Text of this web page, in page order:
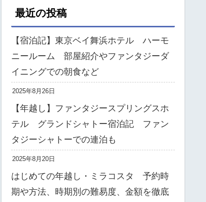
最近の投稿
【宿泊記】東京ベイ舞浜ホテル ハーモ
ニールーム 部屋紹介やファンタジーダ
イニングでの朝食など
2025年8月26日
【年越し】ファンタジースプリングスホ
テル グランドシャトー宿泊記 ファン
タジーシャトーでの連泊も
2025年8月20日
はじめての年越し・ミラコスタ 予約時
期や方法、時期別の難易度、金額を徹底